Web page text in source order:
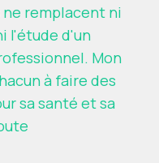
remplacent ni
l'étude d'un
Mon
à faire des
sa santé et sa